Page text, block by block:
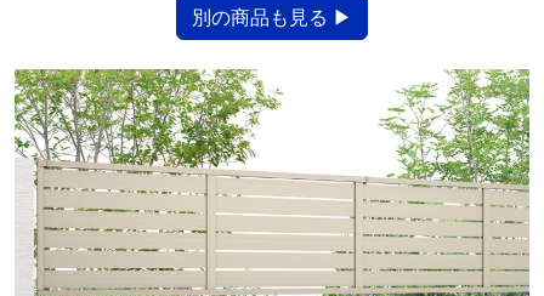
別の商品も見る ▶